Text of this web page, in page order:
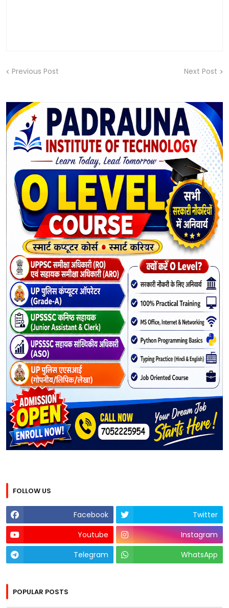
Previous Post Next Post
FOLLOW US
Facebook
Twitter
Youtube
Instagram
Telegram
WhatsApp
POPULAR POSTS